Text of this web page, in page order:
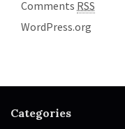
Comments RSS
WordPress.org
Categories